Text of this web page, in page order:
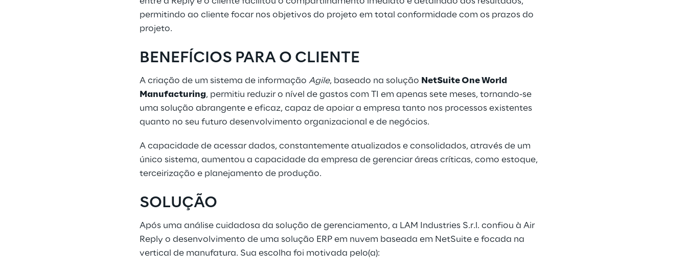
permitindo ao cliente focar nos objetivos do projeto em total conformidade com os prazos do
projeto.
BENEFÍCIOS PARA O CLIENTE
A criação de um sistema de informaçãoAgile, baseado na solução NetSuite One World
Manufacturing, permitiu reduzir o nível de gastos com TI em apenas sete meses, tornando-se
uma solução abrangente e eficaz, capaz de apoiar a empresa tanto nos processos existentes
quanto no seu futuro desenvolvimento organizacional e de negócios.
A capacidade de acessar dados, constantemente atualizados e consolidados, através de um
único sistema, aumentou a capacidade da empresa de gerenciar áreas críticas, como estoque,
terceirização e planejamento de produção.
SOLUÇÃO
Após uma análise cuidadosa da solução de gerenciamento, a LAM Industries S.r.l. confiou à Air
Reply o desenvolvimento de uma solução ERP em nuvem baseada em NetSuite e focada na
vertical de manufatura. Sua escolha foi motivada pelo(a):